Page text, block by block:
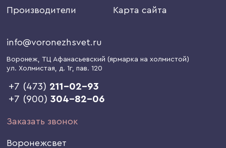
Производители Карта сайта
info@voronezhsvet.ru
Воронеж, ТЦ Афанасьевский (ярмарка на холмистой)
ул. Холмистая, д. 1г, пав. 120
+7 (473) 211-02-93
+7 (900)304-82-06
Заказать звонок
Воронежсвет